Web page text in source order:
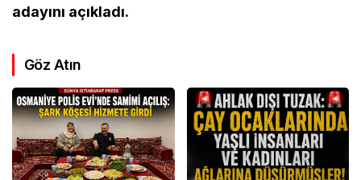
adayını açıkladı.
Göz Atın